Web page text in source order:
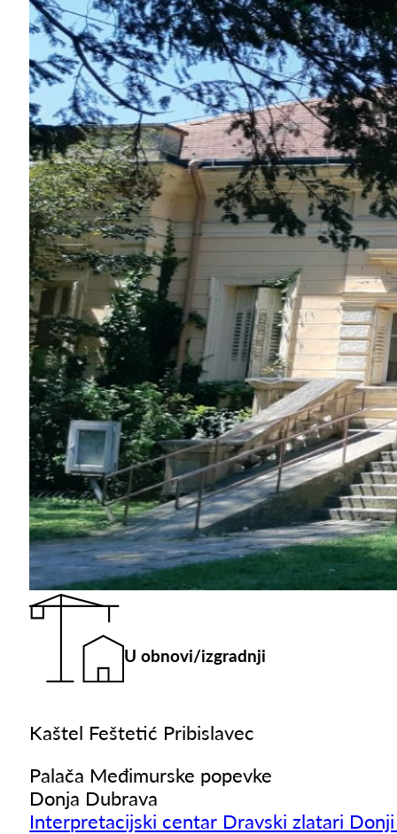
U obnovi/izgradnji
Kaštel Feštetić Pribislavec
Palača Međimurske popevke
Donja Dubrava
Interpretacijski centar Dravski zlatari